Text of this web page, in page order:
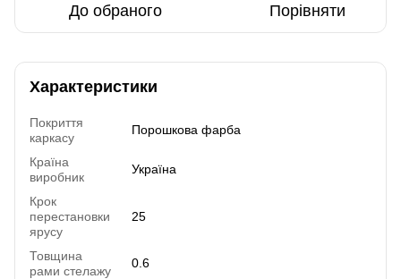
До обраного Порівняти
Характеристики
Покриття
каркасу
Порошкова фарба
Країна
виробник
Україна
Крок
перестановки
ярусу
25
Товщина
рами стелажу
0.6